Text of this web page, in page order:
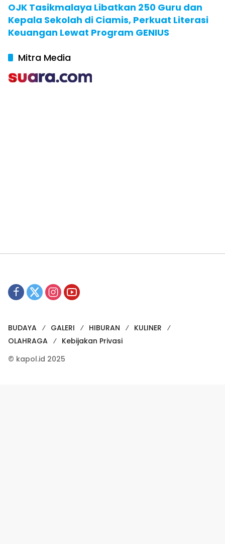
OJK Tasikmalaya Libatkan 250 Guru dan
Kepala Sekolah di Ciamis, Perkuat Literasi
Keuangan Lewat Program GENIUS
Mitra Media
BUDAYA GALERI HIBURAN
KULINER
OLAHRAGA
Kebijakan Privasi
© kapol.id 2025